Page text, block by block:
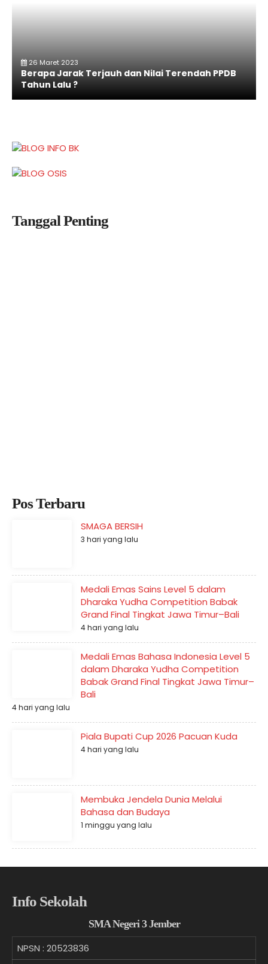
26 Maret 2023
Berapa Jarak Terjauh dan Nilai Terendah PPDB
Tahun Lalu ?
Tanggal Penting
Pos Terbaru
SMAGA BERSIH
3 hari yang lalu
Medali Emas Sains Level 5 dalam
Dharaka Yudha Competition Babak
Grand Final Tingkat Jawa Timur–Bali
4 hari yang lalu
Medali Emas Bahasa Indonesia Level 5
dalam Dharaka Yudha Competition
Babak Grand Final Tingkat Jawa Timur–
Bali
4 hari yang lalu
Piala Bupati Cup 2026 Pacuan Kuda
4 hari yang lalu
Membuka Jendela Dunia Melalui
Bahasa dan Budaya
1 minggu yang lalu
Info Sekolah
SMA Negeri 3 Jember
NPSN : 20523836